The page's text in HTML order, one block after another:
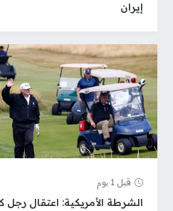
إيران
قبل 1 یوم
الشرطة الأمريكية: اعتقال